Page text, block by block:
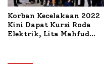
Korban Kecelakaan 2022
Kini Dapat Kursi Roda
Elektrik, Lita Mahfud
Nabil